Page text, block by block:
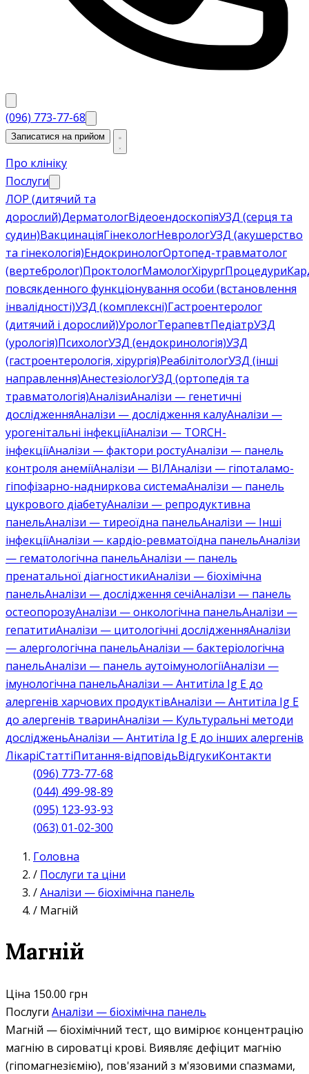
(096) 773-77-68
Записатися на прийом
Про клініку
Послуги
ЛОР (дитячий та
дорослий)ДерматологВідеоендоскопіяУЗД (серця та
судин)ВакцинаціяГінекологНеврологУЗД (акушерство
та гінекологія)ЕндокринологОртопед-травматолог
(вертебролог)ПроктологМамологХірургПроцедури
повсякденного функціонування особи (встановлення
інвалідності)УЗД (комплексні)Гастроентеролог
(дитячий і дорослий)УрологТерапевтПедіатрУЗД
(урологія)ПсихологУЗД (ендокринологія)УЗД
(гастроентерологія, хірургія)РеабілітологУЗД (інші
направлення)АнестезіологУЗД (ортопедія та
травматологія)АналізиАналізи — генетичні
дослідженняАналізи — дослідження калуАналізи —
урогенітальні інфекціїАналізи — TORCH-
інфекціїАналізи — фактори ростуАналізи — панель
контроля анеміїАналізи — ВІЛАналізи — гіпоталамо-
гіпофізарно-надниркова системаАналізи — панель
цукрового діабетуАналізи — репродуктивна
панельАналізи — тиреоїдна панельАналізи — Інші
інфекціїАналізи — кардіо-ревматоїдна панельАналізи
— гематологічна панельАналізи — панель
пренатальної діагностикиАналізи — біохімічна
панельАналізи — дослідження сечіАналізи — панель
остеопорозуАналізи — онкологічна панельАналізи —
гепатитиАналізи — цитологічні дослідженняАналізи
— алергологічна панельАналізи — бактеріологічна
панельАналізи — панель аутоімунологіїАналізи —
імунологічна панельАналізи — Антитіла Ig E до
алергенів харчових продуктівАналізи — Антитіла Ig E
до алергенів тваринАналізи — Культуральні методи
дослідженьАналізи — Антитіла Ig E до інших алергенів
ЛікаріСтаттіПитання-відповідьВідгукиКонтакти
(096) 773-77-68
(044) 499-98-89
(095) 123-93-93
(063) 01-02-300
Головна
/ Послуги та ціни
/Аналізи — біохімічна панель
/ Магній
Магній
Ціна 150.00 грн
Послуги Аналізи — біохімічна панель
Магній — біохімічний тест, що вимірює концентрацію
магнію в сироватці крові. Виявляє дефіцит магнію
(гіпомагнезіємію), пов'язаний з м'язовими спазмами,